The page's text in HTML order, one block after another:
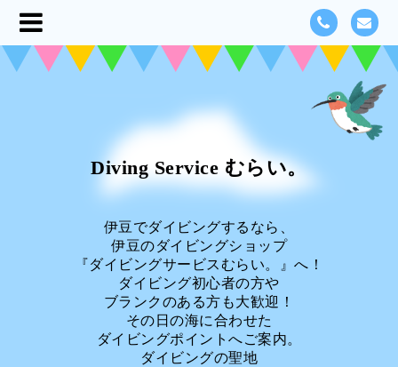
Diving Service むらい。
伊豆でダイビングするなら、
伊豆のダイビングショップ
『ダイビングサービスむらい。』へ！
ダイビング初心者の方や
ブランクのある方も大歓迎！
その日の海に合わせた
ダイビングポイントへご案内。
ダイビングの聖地